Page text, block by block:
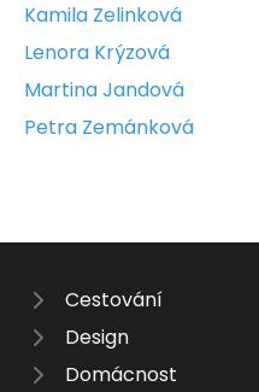
Kamila Zelinková
Lenora Krýzová
Martina Jandová
Petra Zemánková
Cestování
Design
Domácnost